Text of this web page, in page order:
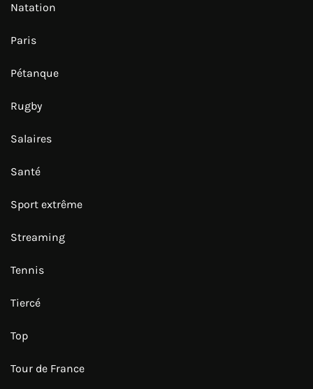
Natation
Paris
Pétanque
Rugby
Salaires
Santé
Sport extrême
Streaming
Tennis
Tiercé
Top
Tour de France